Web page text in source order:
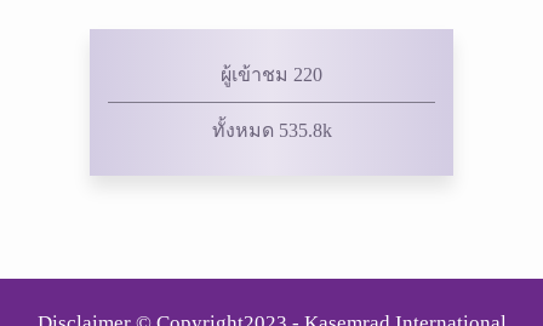
ผู้เข้าชม 220
ทั้งหมด 535.8k